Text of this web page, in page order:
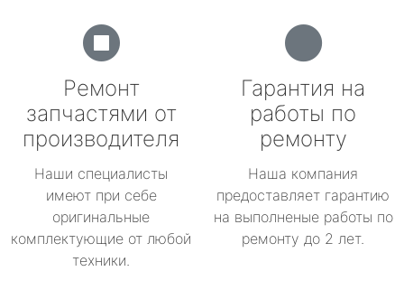
Ремонт
запчастями от
производителя
Наши специалисты
имеют при себе
оригинальные
комплектующие от любой
техники.
Гарантия на
работы по
ремонту
Наша компания
предоставляет гарантию
на выполненые работы по
ремонту до 2 лет.